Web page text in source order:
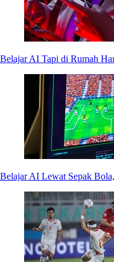
Belajar AI Tapi di Rumah
Belajar AI Lewat Sepak